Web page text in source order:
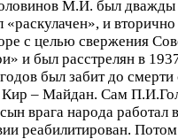
М.И. был дважды
и вторично
с целью свержения
и был расстрелян в
был забит до смерти
Кир – Майдан. Сам
врага народа работал
реабилитирован.